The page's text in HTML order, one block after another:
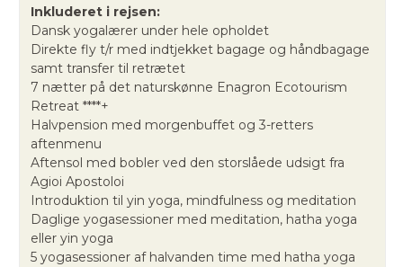
Inkluderet i rejsen:
Dansk yogalærer under hele opholdet
Direkte fly t/r med indtjekket bagage og håndbagage
samt transfer til retrætet
7 nætter på det naturskønne Enagron Ecotourism
Retreat ****+
Halvpension med morgenbuffet og 3-retters
aftenmenu
Aftensol med bobler ved den storslåede udsigt fra
Agioi Apostoloi
Introduktion til yin yoga, mindfulness og meditation
Daglige yogasessioner med meditation, hatha yoga
eller yin yoga
5 yogasessioner af halvanden time med hatha yoga